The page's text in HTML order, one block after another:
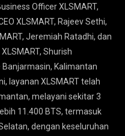
Officer XLSMART,
XLSMART, Rajeev Sethi,
Jeremiah Ratadhi, dan
Shurish
Kalimantan
layanan XLSMART telah
melayani sekitar 3
11.400 BTS, termasuk
dengan keseluruhan